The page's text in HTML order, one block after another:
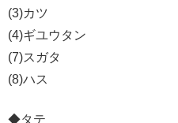
(3)カツ
(4)ギユウタン
(7)スガタ
(8)ハス
◆タテ